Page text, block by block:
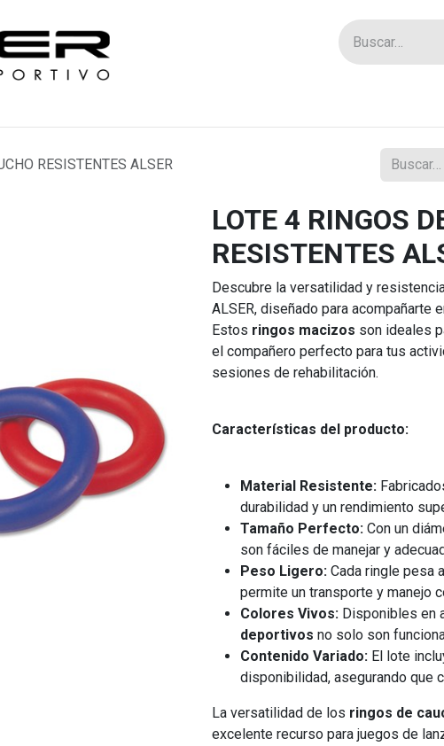
RESISTENTES ALSER
LOTE 4 RINGOS
RESISTENTES
Descubre la versatilidad y
ALSER, diseñado para acompañarte
Estos ringos macizos son ideales
el compañero perfecto para tus
sesiones de rehabilitación.
Características del producto:
Material Resistente:
durabilidad y un rendimiento
Tamaño Perfecto: Con un
son fáciles de manejar y
Peso Ligero: Cada ringle pesa
permite un transporte y manejo
Colores Vivos: Disponibles en
deportivos no solo son
Contenido Variado: El lote
disponibilidad, asegurando que
La versatilidad de los ringos de
excelente recurso para juegos de